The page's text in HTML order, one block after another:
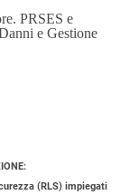
(RLS) impiegati